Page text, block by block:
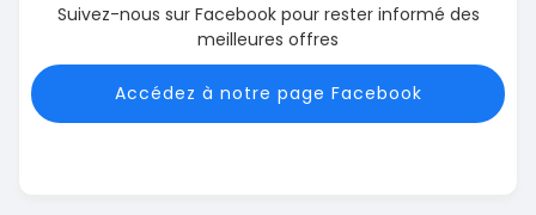
Suivez-nous sur Facebook pour rester informé des
meilleures offres
Accédez à notre page Facebook